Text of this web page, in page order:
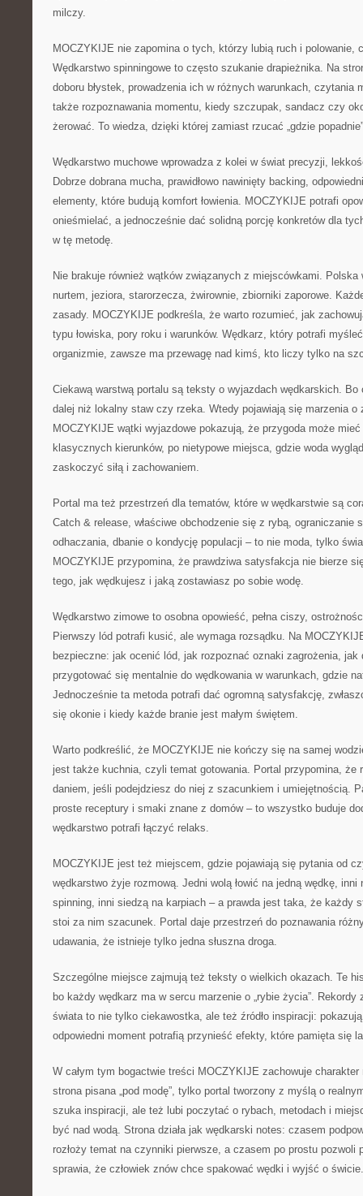
milczy.
MOCZYKIJE nie zapomina o tych, którzy lubią ruch i polowanie,
Wędkarstwo spinningowe to często szukanie drapieżnika. Na
doboru błystek, prowadzenia ich w różnych warunkach, czytania
także rozpoznawania momentu, kiedy szczupak, sandacz czy
żerować. To wiedza, dzięki której zamiast rzucać „gdzie
Wędkarstwo muchowe wprowadza z kolei w świat precyzji,
Dobrze dobrana mucha, prawidłowo nawinięty backing,
elementy, które budują komfort łowienia. MOCZYKIJE potrafi
onieśmielać, a jednocześnie dać solidną porcję konkretów dla
w tę metodę.
Nie brakuje również wątków związanych z miejscówkami.
nurtem, jeziora, starorzecza, żwirownie, zbiorniki zaporowe.
zasady. MOCZYKIJE podkreśla, że warto rozumieć, jak
typu łowiska, pory roku i warunków. Wędkarz, który potrafi
organizmie, zawsze ma przewagę nad kimś, kto liczy tylko na
Ciekawą warstwą portalu są teksty o wyjazdach wędkarskich. Bo
dalej niż lokalny staw czy rzeka. Wtedy pojawiają się marzenia o
MOCZYKIJE wątki wyjazdowe pokazują, że przygoda może
klasycznych kierunków, po nietypowe miejsca, gdzie woda
zaskoczyć siłą i zachowaniem.
Portal ma też przestrzeń dla tematów, które w wędkarstwie są
Catch & release, właściwe obchodzenie się z rybą, ograniczanie
odhaczania, dbanie o kondycję populacji – to nie moda, tylko
MOCZYKIJE przypomina, że prawdziwa satysfakcja nie bierze
tego, jak wędkujesz i jaką zostawiasz po sobie wodę.
Wędkarstwo zimowe to osobna opowieść, pełna ciszy,
Pierwszy lód potrafi kusić, ale wymaga rozsądku. Na
bezpieczne: jak ocenić lód, jak rozpoznać oznaki zagrożenia, jak
przygotować się mentalnie do wędkowania w warunkach, gdzie
Jednocześnie ta metoda potrafi dać ogromną satysfakcję,
się okonie i kiedy każde branie jest małym świętem.
Warto podkreślić, że MOCZYKIJE nie kończy się na samej
jest także kuchnia, czyli temat gotowania. Portal przypomina, że
daniem, jeśli podejdziesz do niej z szacunkiem i umiejętnością.
proste receptury i smaki znane z domów – to wszystko buduje
wędkarstwo potrafi łączyć relaks.
MOCZYKIJE jest też miejscem, gdzie pojawiają się pytania od
wędkarstwo żyje rozmową. Jedni wolą łowić na jedną wędkę,
spinning, inni siedzą na karpiach – a prawda jest taka, że każdy
stoi za nim szacunek. Portal daje przestrzeń do poznawania
udawania, że istnieje tylko jedna słuszna droga.
Szczególne miejsce zajmują też teksty o wielkich okazach. Te
bo każdy wędkarz ma w sercu marzenie o „rybie życia”.
świata to nie tylko ciekawostka, ale też źródło inspiracji:
odpowiedni moment potrafią przynieść efekty, które pamięta się
W całym tym bogactwie treści MOCZYKIJE zachowuje
strona pisana „pod modę”, tylko portal tworzony z myślą o
szuka inspiracji, ale też lubi poczytać o rybach, metodach i
być nad wodą. Strona działa jak wędkarski notes: czasem
rozłoży temat na czynniki pierwsze, a czasem po prostu pozwoli
sprawia, że człowiek znów chce spakować wędki i wyjść o świcie.